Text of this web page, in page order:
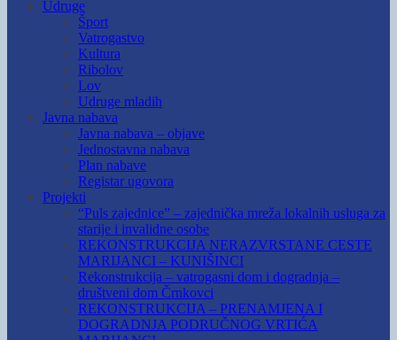
Udruge
Šport
Vatrogastvo
Kultura
Ribolov
Lov
Udruge mladih
Javna nabava
Javna nabava – objave
Jednostavna nabava
Plan nabave
Registar ugovora
Projekti
“Puls zajednice” – zajednička mreža lokalnih usluga za
starije i invalidne osobe
REKONSTRUKCIJA NERAZVRSTANE CESTE
MARIJANCI – KUNIŠINCI
Rekonstrukcija – vatrogasni dom i dogradnja –
društveni dom Črnkovci
REKONSTRUKCIJA – PRENAMJENA I
DOGRADNJA PODRUČNOG VRTIĆA